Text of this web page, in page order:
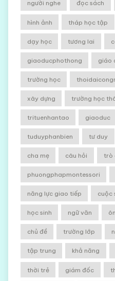
người nghe đọc sách
hình ảnh tháp học tập
dạy học tương lai
giaoducphothong giáo
trường học
xây dựng trường học
trituenhantao giaoduc
tuduyphanbien tư duy
cha mẹ câu hỏi trò
phuongphapmontessori
năng lực giao tiếp cuộc
học sinh ngữ văn
chủ đề trường lớp
tập trung khả năng
thời trẻ giám đốc